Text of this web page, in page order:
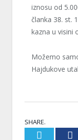
iznosu od
članka 38. st.
kazna u visini
Možemo
Hajdukove
SHARE.